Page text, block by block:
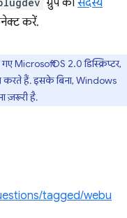
करें.
Microsoft OS 2.0 डिस्क्रिप्टर,
करते हैं. इसके बिना, Windows
ज़रूरी है.
tagged/webu